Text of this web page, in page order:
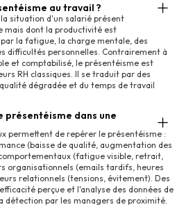
au travail ?
situation d'un salarié présent
mais dont la productivité est
la fatigue, la charge mentale, des
difficultés personnelles. Contrairement à
et comptabilisé, le présentéisme est
RH classiques. Il se traduit par des
dégradée et du temps de travail
dans une
permettent de repérer le présentéisme :
(baisse de qualité, augmentation des
(fatigue visible, retrait,
organisationnels (emails tardifs, heures
relationnels (tensions, évitement). Des
perçue et l'analyse des données de
détection par les managers de proximité.